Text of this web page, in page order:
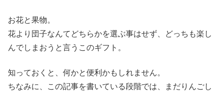
お花と果物。
花より団子なんてどちらかを選ぶ事はせず、どっちも楽し
んでしまおうと言うこのギフト。
知っておくと、何かと便利かもしれません。
ちなみに、この記事を書いている段階では、まだりんごし